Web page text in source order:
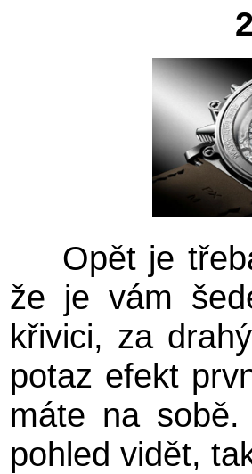
Opět je
že je vám
křivici, za
potaz efekt
máte na
pohled vidět,